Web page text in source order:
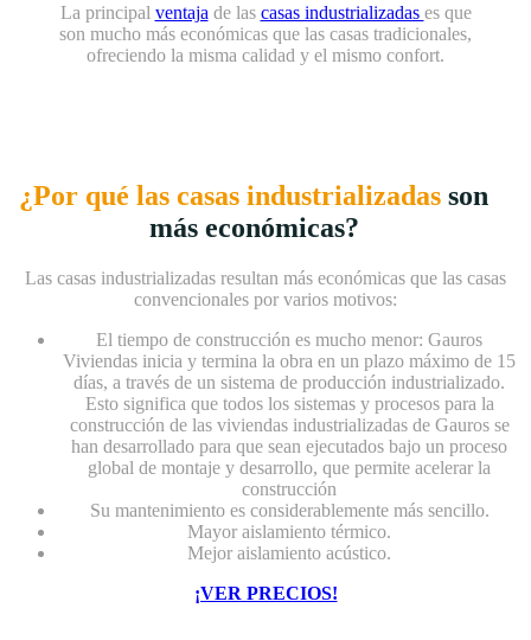
La principal ventaja de las casas industrializadas es que
son mucho más económicas que las casas tradicionales,
ofreciendo la misma calidad y el mismo confort.
¿Por qué las casas industrializadas son
más económicas?
Las casas industrializadas resultan más económicas que las casas
convencionales por varios motivos:
El tiempo de construcción es mucho menor: Gauros
Viviendas inicia y termina la obra en un plazo máximo de 15
días, a través de un sistema de producción industrializado.
Esto significa que todos los sistemas y procesos para la
construcción de las viviendas industrializadas de Gauros se
han desarrollado para que sean ejecutados bajo un proceso
global de montaje y desarrollo, que permite acelerar la
construcción
Su mantenimiento es considerablemente más sencillo.
Mayor aislamiento térmico.
Mejor aislamiento acústico.
¡VER PRECIOS!